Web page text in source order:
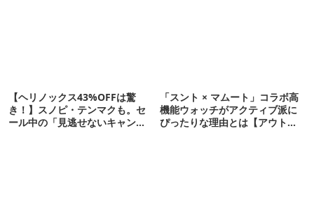
【ヘリノックス43%OFFは驚
き！】スノピ・テンマクも。セ
ール中の「見逃せないキャンプ
「スント × マムート」コラボ高
機能ウォッチがアクティブ派に
ぴったりな理由とは【アウトド